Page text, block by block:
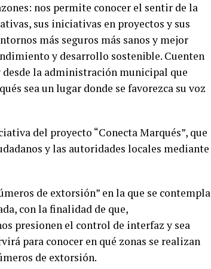
nos permite conocer el sentir de la
sus iniciativas en proyectos y sus
más seguros más sanos y mejor
y desarrollo sostenible. Cuenten
la administración municipal que
sea un lugar donde se favorezca su voz
del proyecto “Conecta Marqués”, que
y las autoridades locales mediante
de extorsión” en la que se contempla
con la finalidad de que,
presionen el control de interfaz y sea
para conocer en qué zonas se realizan
de extorsión.